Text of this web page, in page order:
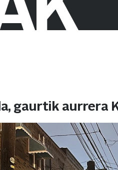
gaurtik aurrera